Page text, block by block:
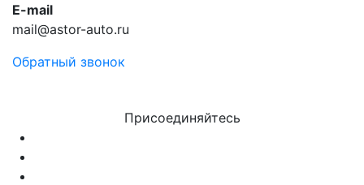
E-mail
mail@astor-auto.ru
Обратный звонок
Присоединяйтесь